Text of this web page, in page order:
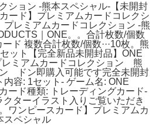
ション -熊本スペシャル-【未開封
ード】プレミアムカードコレクシ
プレミアムカードコレクション -熊
｜ONE。。合計枚数/個数
ード 複数合計枚数/個数···10枚。熊
ト【完全新品未開封品】ONE
レミアムカードコレクション 熊
ドン即購入可能です完全未開封
容: 1セット- ゲーム名: ONE
ード種類: トレーディングカード-
ターイラスト入りご覧いただき
ワンピースカード】プレミアムカ
スペシャル